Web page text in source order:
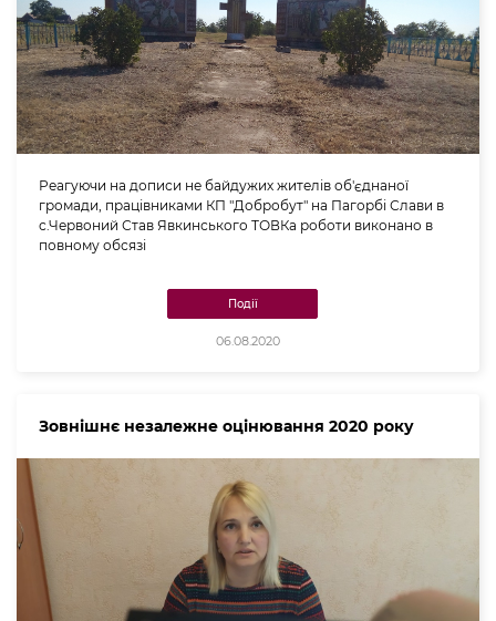
Реагуючи на дописи не байдужих жителів об'єднаної
громади, працівниками КП "Добробут" на Пагорбі Слави в
с.Червоний Став Явкинського ТОВКа роботи виконано в
повному обсязі
Події
06.08.2020
Зовнішнє незалежне оцінювання 2020 року